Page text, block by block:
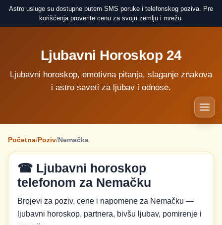
Astro usluge su dostupne putem SMS poruke i telefonskog poziva. Pre
korišćenja proverite cenu za svoju zemlju i mrežu.
Ljubavni Horoskop 24
Ljubavni horoskop, emotivna pitanja, slaganje znakova
i astro saveti za ljubav i odnose.
Početna/Poziv/Nemačka
☎ Ljubavni horoskop
telefonom za Nemačku
Brojevi za poziv, cene i napomene za Nemačku —
ljubavni horoskop, partnera, bivšu ljubav, pomirenje i